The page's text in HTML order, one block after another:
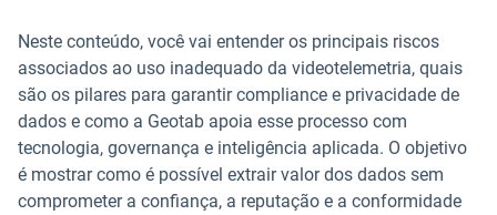
Neste conteúdo, você vai entender os principais riscos
associados ao uso inadequado da videotelemetria, quais
são os pilares para garantir compliance e privacidade de
dados e como a Geotab apoia esse processo com
tecnologia, governança e inteligência aplicada. O objetivo
é mostrar como é possível extrair valor dos dados sem
comprometer a confiança, a reputação e a conformidade